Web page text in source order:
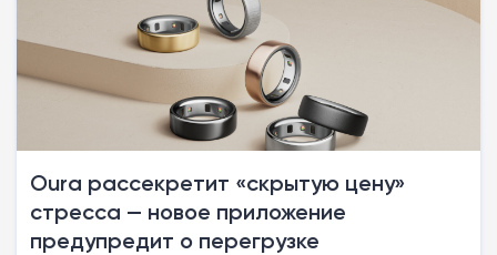
Oura рассекретит «скрытую цену»
стресса — новое приложение
предупредит о перегрузке